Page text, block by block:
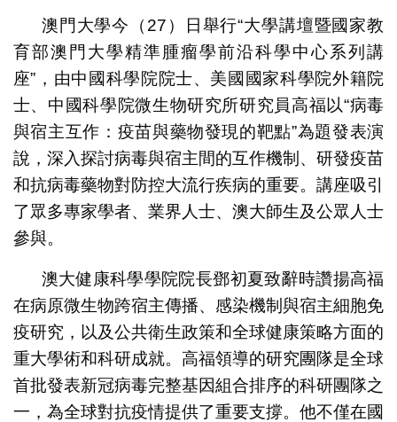
澳門大學今（27）日舉行“大學講壇暨國家教
育部澳門大學精準腫瘤學前沿科學中心系列講
座”，由中國科學院院士、美國國家科學院外籍院
士、中國科學院微生物研究所研究員高福以“病毒
與宿主互作：疫苗與藥物發現的靶點”為題發表演
說，深入探討病毒與宿主間的互作機制、研發疫苗
和抗病毒藥物對防控大流行疾病的重要。講座吸引
了眾多專家學者、業界人士、澳大師生及公眾人士
參與。
澳大健康科學學院院長鄧初夏致辭時讚揚高福
在病原微生物跨宿主傳播、感染機制與宿主細胞免
疫研究，以及公共衛生政策和全球健康策略方面的
重大學術和科研成就。高福領導的研究團隊是全球
首批發表新冠病毒完整基因組合排序的科研團隊之
一，為全球對抗疫情提供了重要支撐。他不僅在國